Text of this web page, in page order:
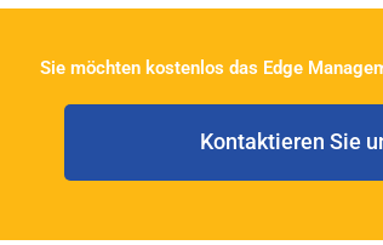
Sie möchten kostenlos das Edge
Kontaktieren Sie